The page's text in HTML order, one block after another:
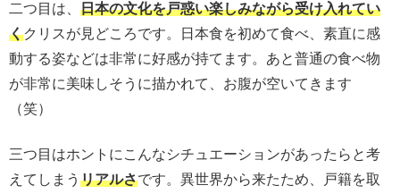
二つ目は、 日本の文化を戸惑い楽しみながら受け入れてい
くクリスが見どころです。日本食を初めて食べ、素直に感
動する姿などは非常に好感が持てます。あと普通の食べ物
が非常に美味しそうに描かれて、お腹が空いてきます
（笑）
三つ目はホントにこんなシチュエーションがあったらと考
えてしまう リアルさです。異世界から来たため、戸籍を取